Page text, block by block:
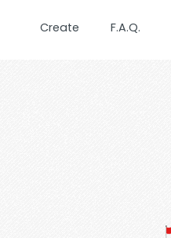
Create F.A.Q.